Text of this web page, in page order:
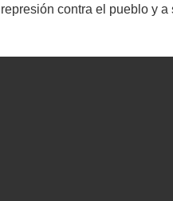
contra el pueblo y